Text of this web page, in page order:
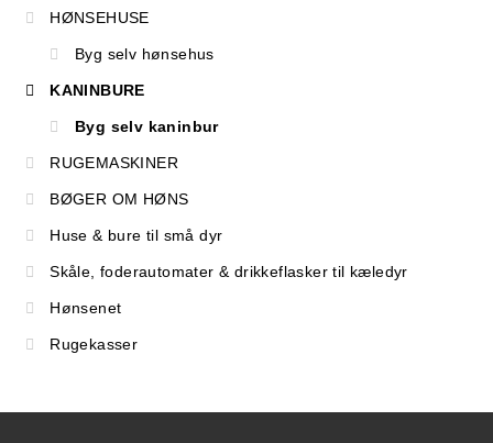
HØNSEHUSE
Byg selv hønsehus
KANINBURE
Byg selv kaninbur
RUGEMASKINER
BØGER OM HØNS
Huse & bure til små dyr
Skåle, foderautomater & drikkeflasker til kæledyr
Hønsenet
Rugekasser